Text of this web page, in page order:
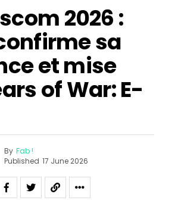
2026 :
sa
et mise
of War: E-
By Fab !
Published 17 June 2026